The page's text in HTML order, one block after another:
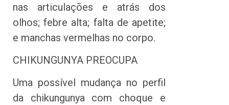
nas articulações e atrás dos
olhos; febre alta; falta de apetite;
e manchas vermelhas no corpo.
CHIKUNGUNYA PREOCUPA
Uma possível mudança no perfil
da chikungunya com choque e